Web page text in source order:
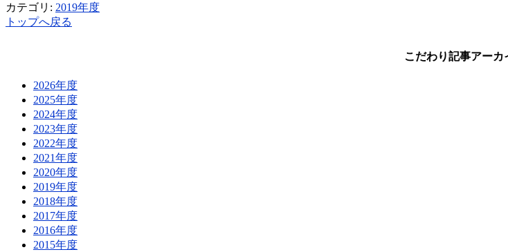
カテゴリ: 2019年度
トップへ戻る
こだわり記事アーカ
2026年度
2025年度
2024年度
2023年度
2022年度
2021年度
2020年度
2019年度
2018年度
2017年度
2016年度
2015年度